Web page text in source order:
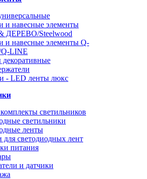
и навесные элементы
ДЕРЕВО/Steelwood
и навесные элементы Q-
LINE
светильников
светильники
ленты
светодиодных лент
питания
и датчики